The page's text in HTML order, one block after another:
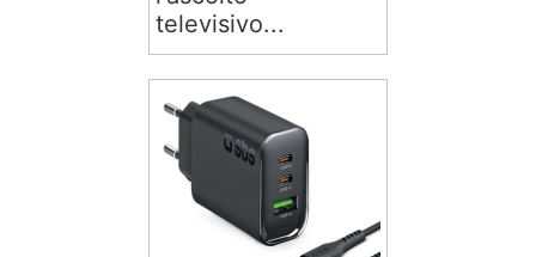
televisivo...